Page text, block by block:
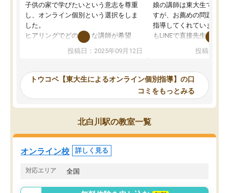
子供の家で学びたいという意志を尊重
し、オンライン個別という選択をしま
した。
ヒアリングでどのような講師が希望
か、オプションは付帯するかなど選ぶ
事が出来ました。
ーティングを行い、その講師で良いか
見てから講師を決定する事ができま
す。
うちの子は、初回面談の講師の方で決
オンラインツールを使用した単語帳の
共有があり宿題もそちらで出される形
でした。
言う事で講師変更の申し出があり、あ
投稿日：2025年09月12日
娘の講師は東大生では無
すが、お薦めの問題集や
指導してくれています。
もLINEで直接先生に質問
めれるので、個人に合
いなのがあり(有料)、受
ことをどんなスケジュー
くか相談したのですが、
ち期待したものではなく
くなってきたようなので
投稿日：
トウコベ【東大生によるオンライン個別指導】の口
コミをもっとみる
北白川駅の教室一覧
オンライン校 詳しく見る
対応エリア 全国